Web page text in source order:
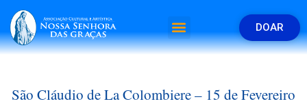
DOAR
São Cláudio de La Colombiere – 15 de Fevereiro